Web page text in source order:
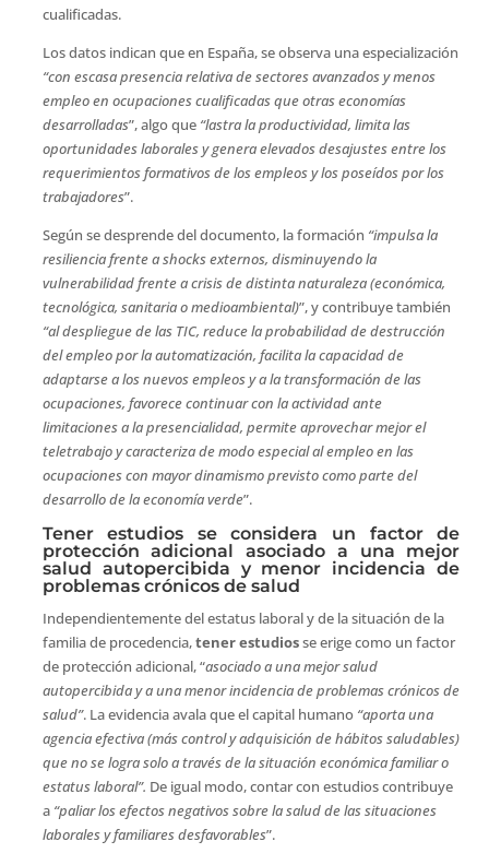
cualificadas.
Los datos indican que en España, se observa una especialización
“con escasa presencia relativa de sectores avanzados y menos
empleo en ocupaciones cualificadas que otras economías
desarrolladas”, algo que “lastra la productividad, limita las
oportunidades laborales y genera elevados desajustes entre los
requerimientos formativos de los empleos y los poseídos por los
trabajadores”.
Según se desprende del documento, la formación “impulsa la
resiliencia frente a shocks externos, disminuyendo la
vulnerabilidad frente a crisis de distinta naturaleza (económica,
tecnológica, sanitaria o medioambiental)”, y contribuye también
“al despliegue de las TIC, reduce la probabilidad de destrucción
del empleo por la automatización, facilita la capacidad de
adaptarse a los nuevos empleos y a la transformación de las
ocupaciones, favorece continuar con la actividad ante
limitaciones a la presencialidad, permite aprovechar mejor el
teletrabajo y caracteriza de modo especial al empleo en las
ocupaciones con mayor dinamismo previsto como parte del
desarrollo de la economía verde”.
Tener estudios se considera un factor de
protección adicional asociado a una mejor
salud autopercibida y menor incidencia de
problemas crónicos de salud
Independientemente del estatus laboral y de la situación de la
familia de procedencia,tener estudiosse erige como un factor
de protección adicional, “asociado a una mejor salud
autopercibida y a una menor incidencia de problemas crónicos de
salud”. La evidencia avala que el capital humano “aporta una
agencia efectiva (más control y adquisición de hábitos saludables)
que no se logra solo a través de la situación económica familiar o
estatus laboral”. De igual modo, contar con estudios contribuye
a “paliar los efectos negativos sobre la salud de las situaciones
laborales y familiares desfavorables”.